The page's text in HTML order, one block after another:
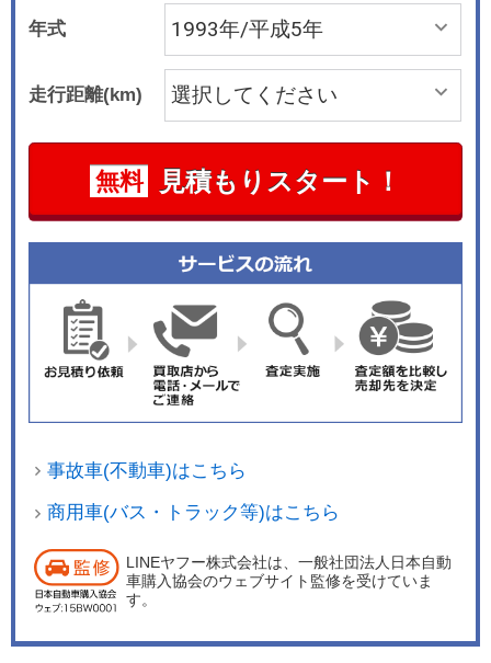
年式
走行距離(km)
無料 見積もりスタート！
事故車(不動車)はこちら
商用車(バス・トラック等)はこちら
LINEヤフー株式会社は、一般社団法人日本自動
車購入協会のウェブサイト監修を受けていま
す。